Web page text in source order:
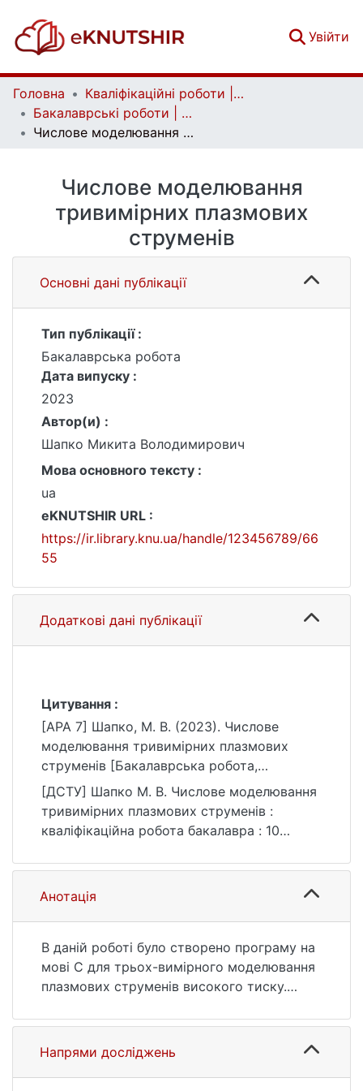
Увійти
Головна
Кваліфікаційні роботи | Qualifying works
Бакалаврські роботи | Bachelor theses
Числове моделювання тривимірних плазмових струменів
Числове моделювання
тривимірних плазмових
струменів
Основні дані публікації
Тип публікації :
Бакалаврська робота
Дата випуску :
2023
Автор(и) :
Шапко Микита Володимирович
Мова основного тексту :
ua
eKNUTSHIR URL :
https://ir.library.knu.ua/handle/123456789/66
55
Додаткові дані публікації
Цитування :
[APA 7] Шапко, М. В. (2023). Числове
моделювання тривимірних плазмових
струменів [Бакалаврська робота,
Київський національний університет імені
Тараса Шевченка]. eKNUTSHIR.
https://ir.library.knu.ua/handle/123456789/66
[ДСТУ] Шапко М. В. Числове моделювання
тривимірних плазмових струменів :
кваліфікаційна робота бакалавра : 10
https://ir.library.knu.ua/handle/123456789/66
55 (дата звернення: 25.07.2026).
Анотація
В даній роботі було створено програму на
мові C для трьох-вимірного моделювання
плазмових струменів високого тиску.
задачі інжекції плазмового потоку в
циліндричну камеру через отвір в боковій
поверхні. Камера в початковий момент
Напрями досліджень